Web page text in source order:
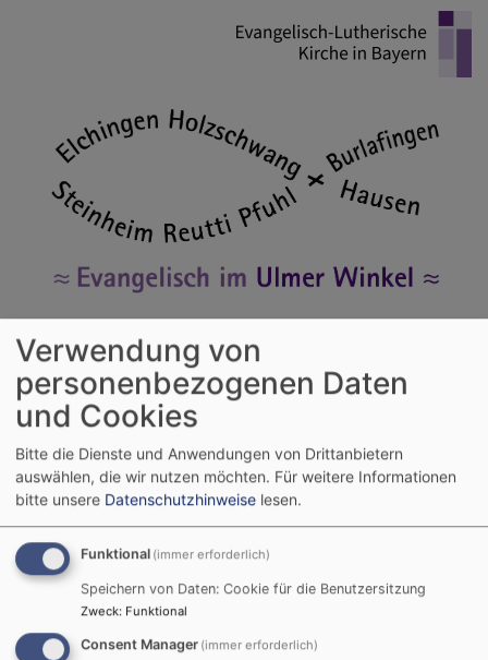
Evangelische Kirchengemeinden im
Ulmer Winkel
Holzschwang - Hausen - Reutti - Steinheim - Pfuhl - Burlafingen - Elchingen
Hauptnavigation
Verwendung von
personenbezogenen Daten
und Cookies
Bitte die Dienste und Anwendungen von Drittanbietern
auswählen, die wir nutzen möchten. Für weitere Informationen
bitte unsere Datenschutzhinweise lesen.
Funktional (immer erforderlich)
Speichern von Daten: Cookie für die Benutzersitzung
Zweck: Funktional
Consent Manager (immer erforderlich)